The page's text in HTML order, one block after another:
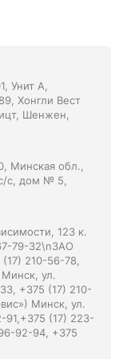
Унит A,
Хонгли Вест
Шенжен,
Минская обл.,
с, дом № 5,
123 к.
79-32\nЗАО
210-56-78,
ул.
+375 (17) 210-
Минск, ул.
91,+375 (17) 223-
92-94, +375